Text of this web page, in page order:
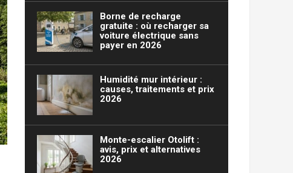
Borne de recharge
gratuite : où recharger sa
voiture électrique sans
payer en 2026
Humidité mur intérieur :
causes, traitements et prix
2026
Monte-escalier Otolift :
avis, prix et alternatives
2026